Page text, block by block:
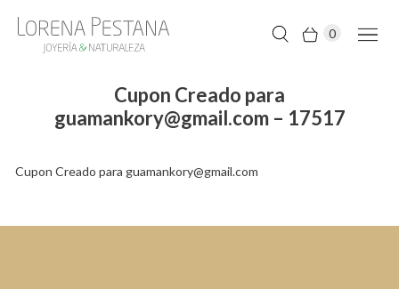
0
Cupon Creado para
guamankory@gmail.com – 17517
Cupon Creado para guamankory@gmail.com